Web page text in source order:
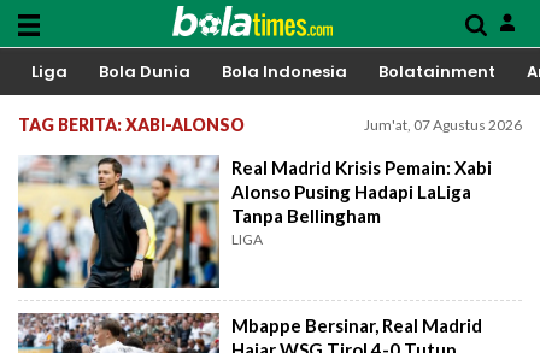
Liga Bola Dunia Bola Indonesia Bolatainment
TAG BERITA: XABI-ALONSO Jum'at, 07 Agustus 2026
Real Madrid Krisis Pemain: Xabi
Alonso Pusing Hadapi LaLiga
Tanpa Bellingham
LIGA
Mbappe Bersinar, Real Madrid